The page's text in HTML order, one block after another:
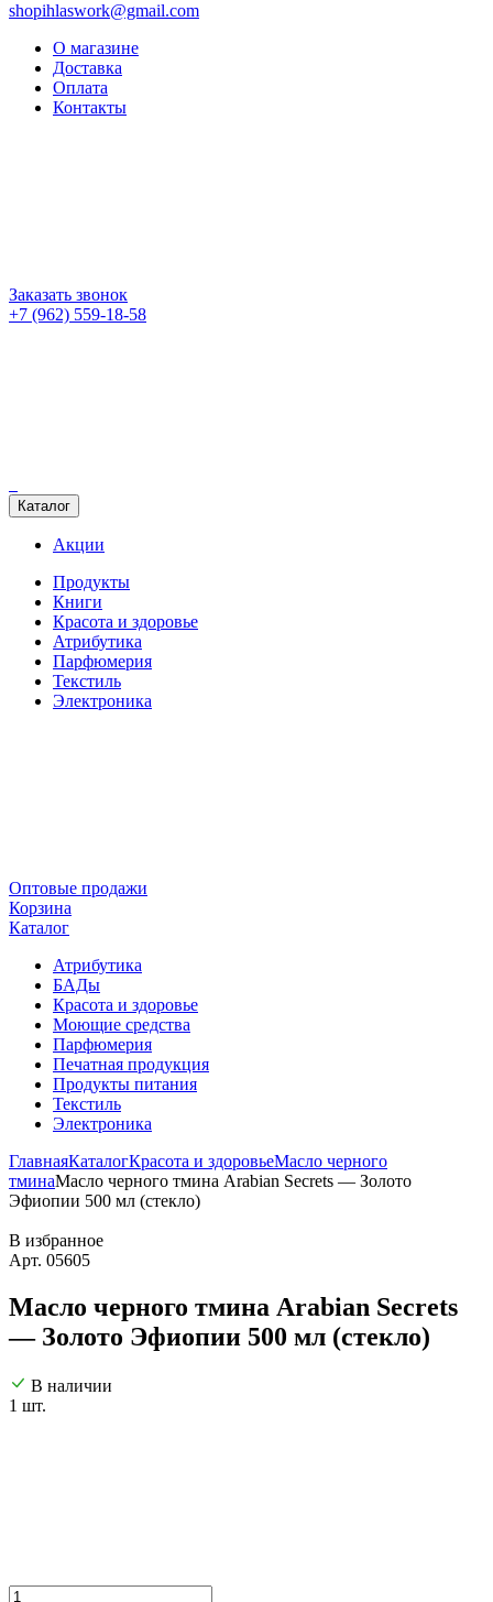
shopihlaswork@gmail.com
О магазине
Доставка
Оплата
Контакты
Заказать звонок
+7 (962) 559-18-58
Каталог
Акции
Продукты
Книги
Красота и здоровье
Атрибутика
Парфюмерия
Текстиль
Электроника
Оптовые продажи
Корзина
Каталог
Атрибутика
БАДы
Красота и здоровье
Моющие средства
Парфюмерия
Печатная продукция
Продукты питания
Текстиль
Электроника
ГлавнаяКаталогКрасота и здоровьеМасло черного
тминаМасло черного тмина Arabian Secrets — Золото
Эфиопии 500 мл (стекло)
В избранное
Арт. 05605
Масло черного тмина Arabian Secrets
— Золото Эфиопии 500 мл (стекло)
В наличии
1 шт.